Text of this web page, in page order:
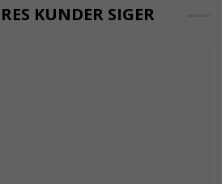
KUNDER SIGER